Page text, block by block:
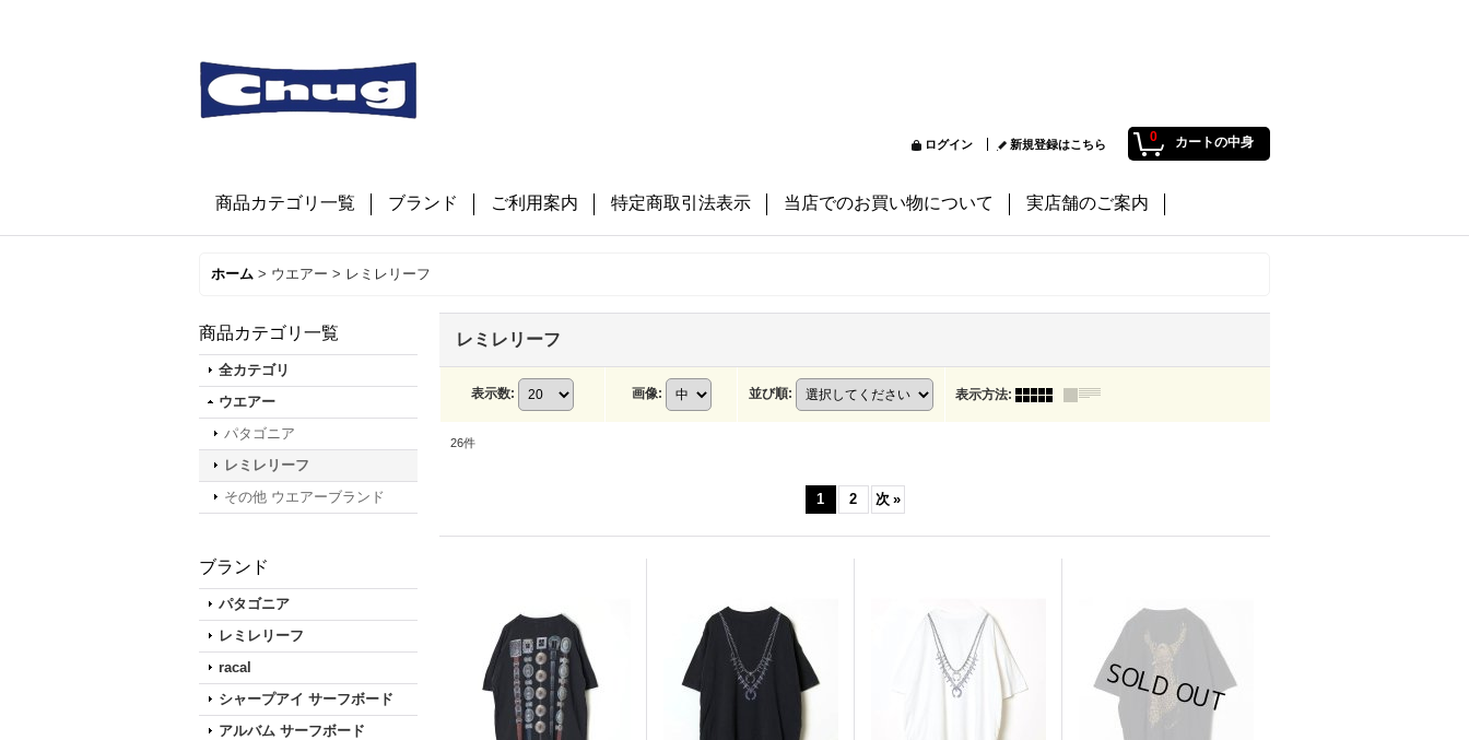
0 カートの中身
ログイン 新規登録はこちら
商品カテゴリ一覧 ブランド ご利用案内 特定商取引法表示 当店でのお買い物について 実店舗のご案内
ホーム > ウエアー > レミレリーフ
商品カテゴリ一覧
全カテゴリ
ウエアー
パタゴニア
レミレリーフ
その他 ウエアーブランド
ブランド
パタゴニア
レミレリーフ
racal
シャープアイ サーフボード
アルバム サーフボード
レミレリーフ
表示数: 画像: 並び順: 表示方法:
26件
1 2 次 »